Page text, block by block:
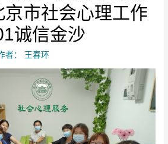
京市社会心理工作
诚信金沙
者： 王春环